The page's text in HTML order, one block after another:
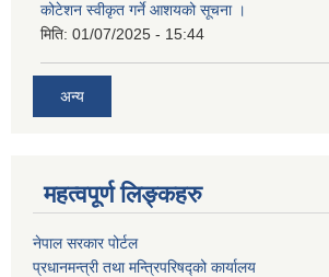
कोटेशन स्वीकृत गर्ने आशयको सूचना ।
मिति: 01/07/2025 - 15:44
अन्य
महत्वपूर्ण लिङ्कहरु
नेपाल सरकार पोर्टल
प्रधानमन्‍‍त्री तथा मन्‍त्रिपरिषद्को कार्यालय